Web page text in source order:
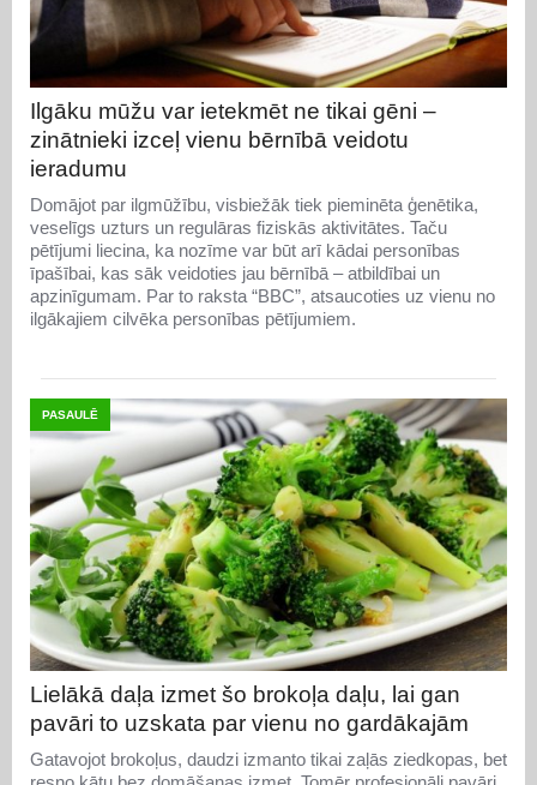
Ilgāku mūžu var ietekmēt ne tikai gēni –
zinātnieki izceļ vienu bērnībā veidotu
ieradumu
Domājot par ilgmūžību, visbiežāk tiek pieminēta ģenētika,
veselīgs uzturs un regulāras fiziskās aktivitātes. Taču
pētījumi liecina, ka nozīme var būt arī kādai personības
īpašībai, kas sāk veidoties jau bērnībā – atbildībai un
apzinīgumam. Par to raksta “BBC”, atsaucoties uz vienu no
ilgākajiem cilvēka personības pētījumiem.
PASAULĒ
Lielākā daļa izmet šo brokoļa daļu, lai gan
pavāri to uzskata par vienu no gardākajām
Gatavojot brokoļus, daudzi izmanto tikai zaļās ziedkopas, bet